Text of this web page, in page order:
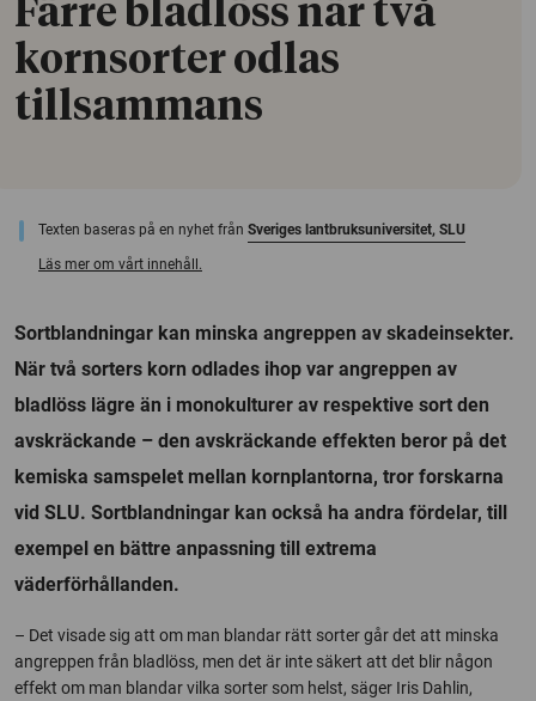
Färre bladlöss när två
kornsorter odlas
tillsammans
Texten baseras på en nyhet från Sveriges lantbruksuniversitet, SLU
Läs mer om vårt innehåll.
Sortblandningar kan minska angreppen av skadeinsekter.
När två sorters korn odlades ihop var angreppen av
bladlöss lägre än i monokulturer av respektive sort den
avskräckande – den avskräckande effekten beror på det
kemiska samspelet mellan kornplantorna, tror forskarna
vid SLU. Sortblandningar kan också ha andra fördelar, till
exempel en bättre anpassning till extrema
väderförhållanden.
– Det visade sig att om man blandar rätt sorter går det att minska
angreppen från bladlöss, men det är inte säkert att det blir någon
effekt om man blandar vilka sorter som helst, säger Iris Dahlin,